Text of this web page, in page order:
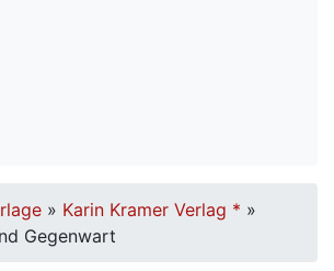
» Karin Kramer Verlag * »
Gegenwart